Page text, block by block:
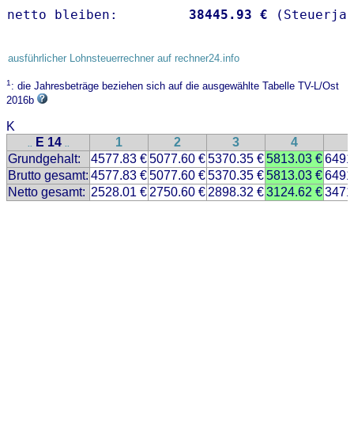
netto bleiben: 38445.93 €
ausführlicher Lohnsteuerrechner auf rechner24.info
1: die Jahresbeträge beziehen sich auf die ausgewählte Tabelle TV-L/Ost
2016b
K
.. E 14 .. 1 2 3 4
Grundgehalt:
4577.83 €5077.60 €5370.35 €5813.03 €
Brutto gesamt: 4577.83 €5077.60 €5370.35 €5813.03 €
Netto gesamt: 2528.01 € 2750.60 € 2898.32 €3124.62 €